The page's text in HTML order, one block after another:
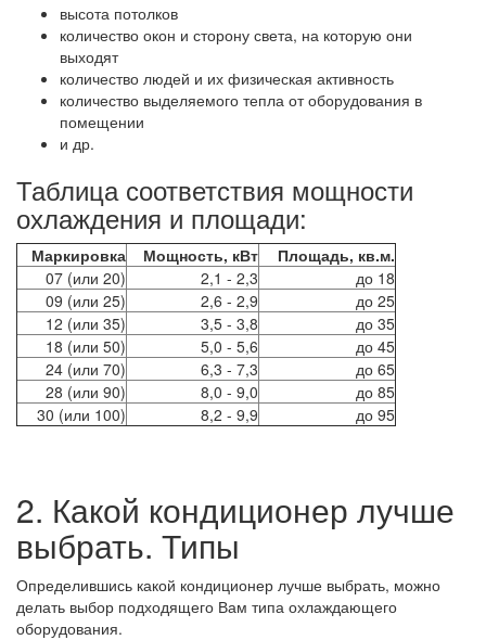
высота потолков
количество окон и сторону света, на которую они
выходят
количество людей и их физическая активность
количество выделяемого тепла от оборудования в
помещении
и др.
Таблица соответствия мощности
охлаждения и площади:
Маркировка Мощность, кВт
Площадь, кв.м.
07 (или 20)
2,1 - 2,3
до 18
09 (или 25)
2,6 - 2,9
до 25
12 (или 35)
3,5 - 3,8
до 35
18 (или 50)
5,0 - 5,6
до 45
24 (или 70)
6,3 - 7,3
до 65
28 (или 90)
8,0 - 9,0
до 85
30 (или 100)
8,2 - 9,9 до 95
2. Какой кондиционер лучше
выбрать. Типы
Определившись какой кондиционер лучше выбрать, можно
делать выбор подходящего Вам типа охлаждающего
оборудования.